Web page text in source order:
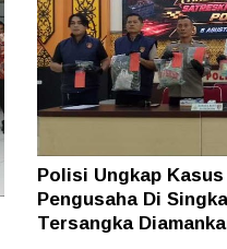
Polisi Ungkap Kasus
Pengusaha Di
Tersangka